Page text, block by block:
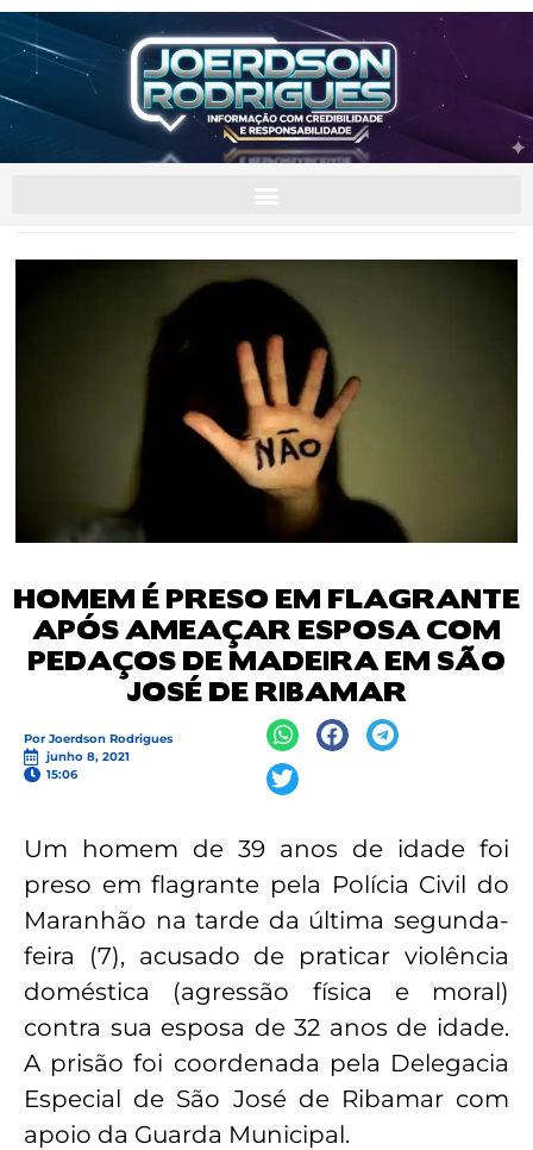
HOMEM É PRESO EM FLAGRANTE
APÓS AMEAÇAR ESPOSA COM
PEDAÇOS DE MADEIRA EM SÃO
JOSÉ DE RIBAMAR
Por Joerdson Rodrigues
junho 8, 2021
15:06
Um homem de 39 anos de idade foi
preso em flagrante pela Polícia Civil do
Maranhão na tarde da última segunda-
feira (7), acusado de praticar violência
doméstica (agressão física e moral)
contra sua esposa de 32 anos de idade.
A prisão foi coordenada pela Delegacia
Especial de São José de Ribamar com
apoio da Guarda Municipal.